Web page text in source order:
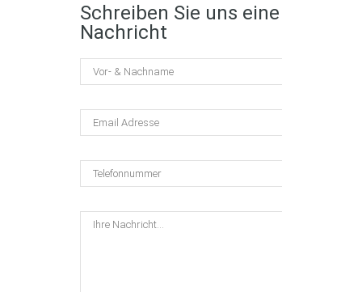
Schreiben Sie uns eine
Nachricht